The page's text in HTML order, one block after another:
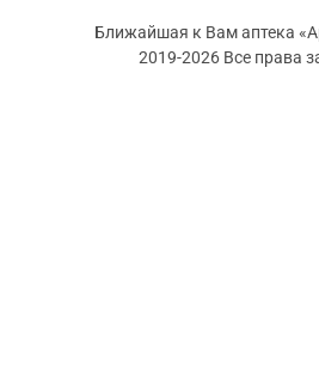
Ближайшая к Вам аптека
2019-2026 Все права